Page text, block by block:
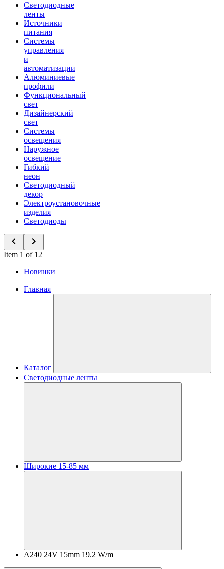
Светодиодные
ленты
Источники
питания
Системы
управления
и
автоматизации
Алюминиевые
профили
Функциональный
свет
Дизайнерский
свет
Системы
освещения
Наружное
освещение
Гибкий
неон
Светодиодный
декор
Электроустановочные
изделия
Светодиоды
Item 1 of 12
Новинки
Главная
Каталог
Светодиодные ленты
Широкие 15-85 мм
A240 24V 15mm 19.2 W/m